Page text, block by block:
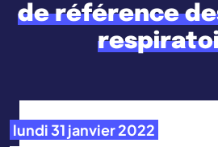
de référence
lundi 31 janvier 2022